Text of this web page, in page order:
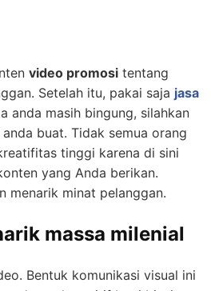
video promosi tentang
Setelah itu, pakai saja jasa
anda masih bingung, silahkan
buat. Tidak semua orang
tinggi karena di sini
yang Anda berikan.
menarik minat pelanggan.
massa milenial
Bentuk komunikasi visual ini